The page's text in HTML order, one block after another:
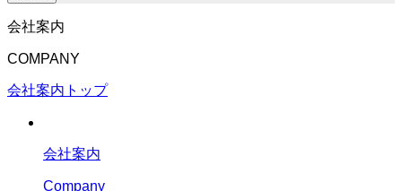
会社案内
COMPANY
会社案内トップ
会社案内
Company